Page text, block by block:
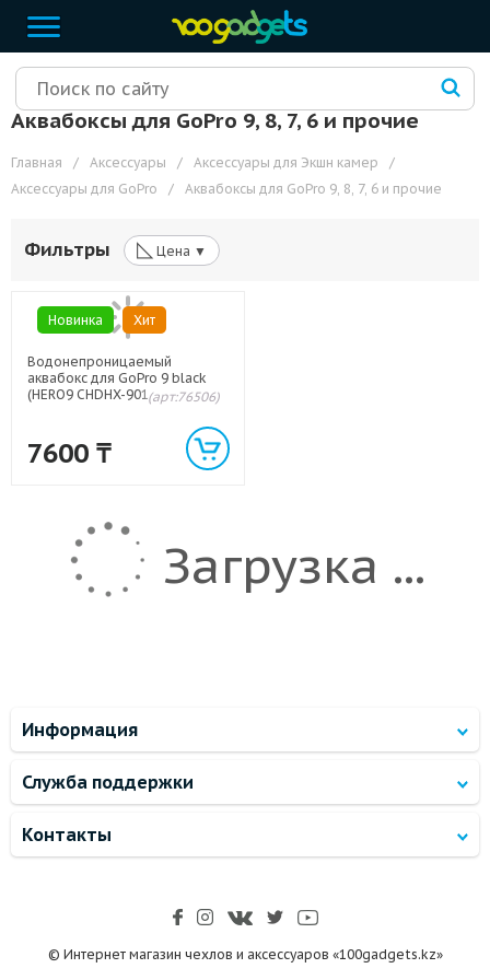
Аквабоксы для GoPro 9, 8, 7, 6 и прочие
Главная / Аксессуары / Аксессуары для Экшн камер
/
Аксессуары для GoPro
/ Аквабоксы для GoPro 9, 8, 7, 6 и прочие
Фильтры ◺ Цена ▼
Новинка Хит
Водонепроницаемый
аквабокс для GoPro 9 black
(HERO9 CHDHX-901)(арт:76506)
7600 ₸
Загрузка ...
Информация
Служба поддержки
Контакты
© Интернет магазин чехлов и аксессуаров «100gadgets.kz»